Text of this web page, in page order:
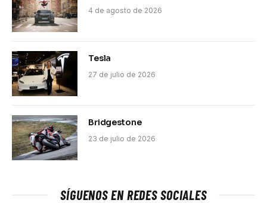
4 de agosto de 2026
Tesla
27 de julio de 2026
Bridgestone
23 de julio de 2026
SÍGUENOS EN REDES SOCIALES